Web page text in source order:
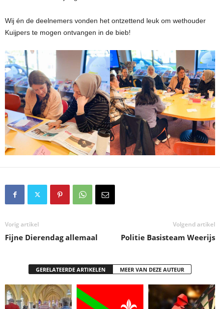
Wij én de deelnemers vonden het ontzettend leuk om wethouder
Kuijpers te mogen ontvangen in de bieb!
Vorig artikel
Fijne Dierendag allemaal
Volgend artikel
Politie Basisteam Weerijs
GERELATEERDE ARTIKELEN MEER VAN DEZE AUTEUR